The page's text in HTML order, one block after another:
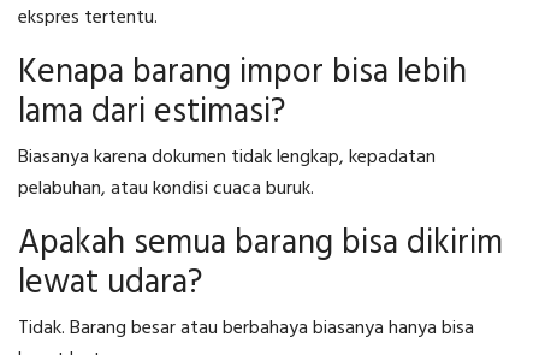
ekspres tertentu.
Kenapa barang impor bisa lebih
lama dari estimasi?
Biasanya karena dokumen tidak lengkap, kepadatan
pelabuhan, atau kondisi cuaca buruk.
Apakah semua barang bisa dikirim
lewat udara?
Tidak. Barang besar atau berbahaya biasanya hanya bisa